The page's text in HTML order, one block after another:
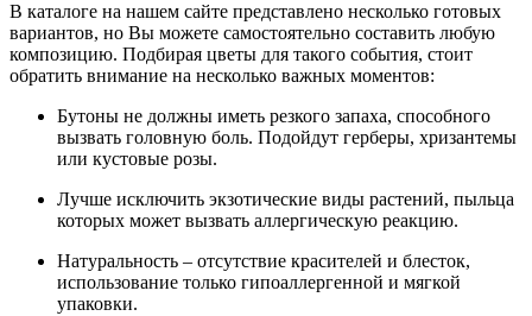
В каталоге на нашем сайте представлено несколько готовых
вариантов, но Вы можете самостоятельно составить любую
композицию. Подбирая цветы для такого события, стоит
обратить внимание на несколько важных моментов:
Бутоны не должны иметь резкого запаха, способного
вызвать головную боль. Подойдут герберы, хризантемы
или кустовые розы.
Лучше исключить экзотические виды растений, пыльца
которых может вызвать аллергическую реакцию.
Натуральность – отсутствие красителей и блесток,
использование только гипоаллергенной и мягкой
упаковки.